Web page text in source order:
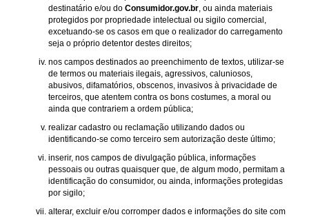
destinatário e/ou do Consumidor.gov.br , ou ainda materiais
protegidos por propriedade intelectual ou sigilo comercial,
excetuando-se os casos em que o realizador do carregamento
seja o próprio detentor destes direitos;
nos campos destinados ao preenchimento de textos, utilizar-se
de termos ou materiais ilegais, agressivos, caluniosos,
abusivos, difamatórios, obscenos, invasivos à privacidade de
terceiros, que atentem contra os bons costumes, a moral ou
ainda que contrariem a ordem pública;
realizar cadastro ou reclamação utilizando dados ou
identificando-se como terceiro sem autorização deste último;
inserir, nos campos de divulgação pública, informações
pessoais ou outras quaisquer que, de algum modo, permitam a
identificação do consumidor, ou ainda, informações protegidas
por sigilo;
alterar, excluir e/ou corromper dados e informações do site com